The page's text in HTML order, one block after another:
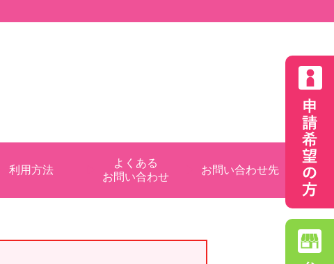
利用方法
よくある
お問い合わせ
お問い合わせ先